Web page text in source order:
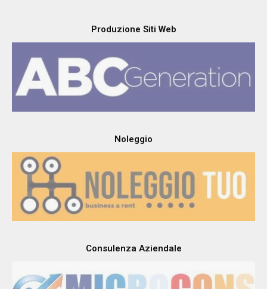
Produzione Energia
Produzione Siti Web
Noleggio